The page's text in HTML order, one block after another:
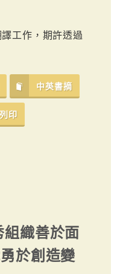
工作，期許透過
中英書摘
印
組織善於面
於創造變